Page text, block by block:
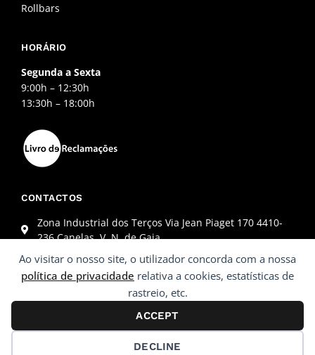
Ao visitar o nosso site, o utilizador concorda com a nossa
política de privacidade relativa a cookies, estatísticas de
rastreio, etc.
ACCEPT
DECLINE
Rollbars
HORÁRIO
Segunda a Sexta
9:00h – 12:30h
13:30h – 18:00h
CONTACTOS
Zona Industrial dos Terços Via Jean Piaget 170 4410-
236 Canelas, V. N. de Gaia
+351 227 845 864 (Chamada para a rede fixa nacional)
geral@monstter.pt
© 2022 Monstter
Desenvolvido por